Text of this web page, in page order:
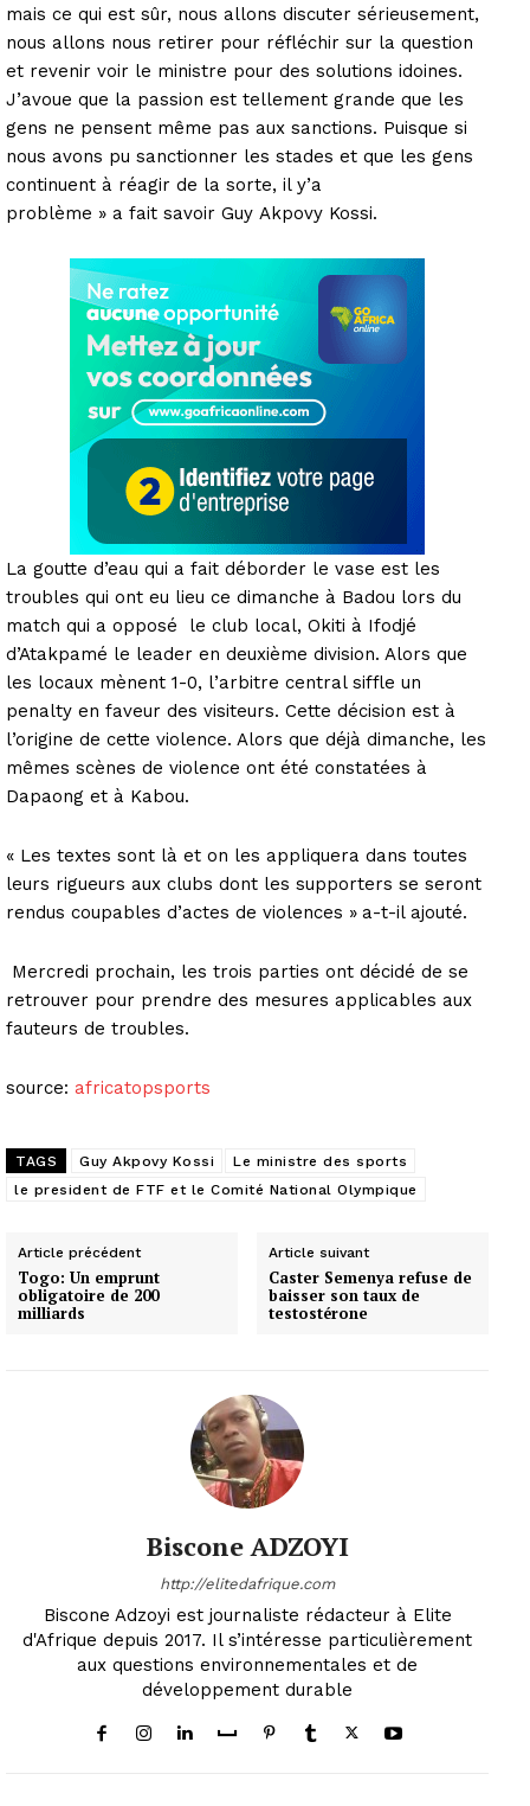
mais ce qui est sûr, nous allons discuter sérieusement,
nous allons nous retirer pour réfléchir sur la question
et revenir voir le ministre pour des solutions idoines.
J’avoue que la passion est tellement grande que les
gens ne pensent même pas aux sanctions. Puisque si
nous avons pu sanctionner les stades et que les gens
continuent à réagir de la sorte, il y’a
problème » a fait savoir Guy Akpovy Kossi.
La goutte d’eau qui a fait déborder le vase est les
troubles qui ont eu lieu ce dimanche à Badou lors du
match qui a opposé le club local, Okiti à Ifodjé
d’Atakpamé le leader en deuxième division. Alors que
les locaux mènent 1-0, l’arbitre central siffle un
penalty en faveur des visiteurs. Cette décision est à
l’origine de cette violence. Alors que déjà dimanche, les
mêmes scènes de violence ont été constatées à
Dapaong et à Kabou.
« Les textes sont là et on les appliquera dans toutes
leurs rigueurs aux clubs dont les supporters se seront
rendus coupables d’actes de violences » a-t-il ajouté.
Mercredi prochain, les trois parties ont décidé de se
retrouver pour prendre des mesures applicables aux
fauteurs de troubles.
source: africatopsports
TAGS Guy Akpovy Kossi
Le ministre des sports
le president de FTF et le Comité National Olympique
Article précédent
Togo: Un emprunt
obligatoire de 200
milliards
Article suivant
Caster Semenya refuse de
baisser son taux de
testostérone
Biscone ADZOYI
http://elitedafrique.com
Biscone Adzoyi est journaliste rédacteur à Elite
d'Afrique depuis 2017. Il s’intéresse particulièrement
aux questions environnementales et de
développement durable